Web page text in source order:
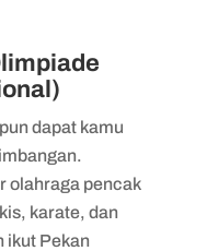
dapat kamu
olahraga pencak
karate, dan
ikut Pekan